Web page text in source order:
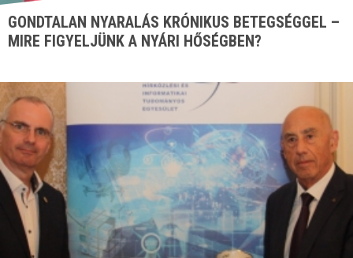
GONDTALAN NYARALÁS KRÓNIKUS BETEGSÉGGEL –
MIRE FIGYELJÜNK A NYÁRI HŐSÉGBEN?